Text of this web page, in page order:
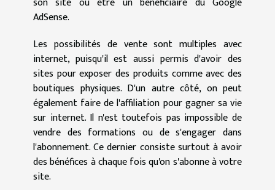
AdSense.
Les possibilités de vente sont multiples avec
internet, puisqu'il est aussi permis d'avoir des
sites pour exposer des produits comme avec des
boutiques physiques. D'un autre côté, on peut
également faire de l'affiliation pour gagner sa vie
sur internet. Il n'est toutefois pas impossible de
vendre des formations ou de s'engager dans
l'abonnement. Ce dernier consiste surtout à avoir
des bénéfices à chaque fois qu'on s'abonne à votre
site.